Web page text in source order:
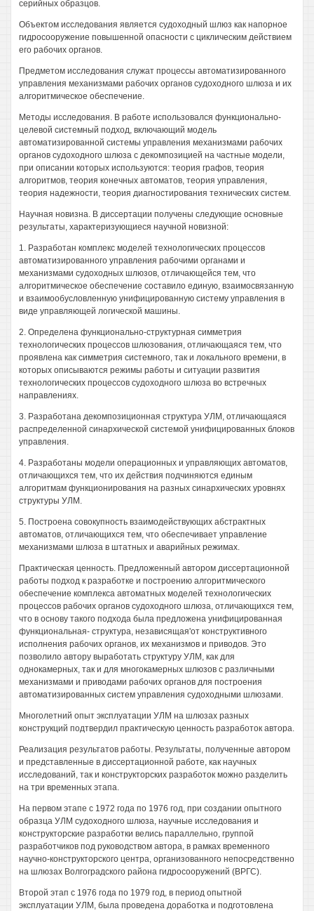
серийных образцов.
Объектом исследования является судоходный шлюз как напорное
гидросооружение повышенной опасности с циклическим действием
его рабочих органов.
Предметом исследования служат процессы автоматизированного
управления механизмами рабочих органов судоходного шлюза и их
алгоритмическое обеспечение.
Методы исследования. В работе использовался функционально-
целевой системный подход, включающий модель
автоматизированной системы управления механизмами рабочих
органов судоходного шлюза с декомпозицией на частные модели,
при описании которых используются: теория графов, теория
алгоритмов, теория конечных автоматов, теория управления,
теория надежности, теория диагностирования технических систем.
Научная новизна. В диссертации получены следующие основные
результаты, характеризующиеся научной новизной:
1. Разработан комплекс моделей технологических процессов
автоматизированного управления рабочими органами и
механизмами судоходных шлюзов, отличающейся тем, что
алгоритмическое обеспечение составило единую, взаимосвязанную
и взаимообусловленную унифицированную систему управления в
виде управляющей логической машины.
2. Определена функционально-структурная симметрия
технологических процессов шлюзования, отличающаяся тем, что
проявлена как симметрия системного, так и локального времени, в
которых описываются режимы работы и ситуации развития
технологических процессов судоходного шлюза во встречных
направлениях.
3. Разработана декомпозиционная структура УЛМ, отличающаяся
распределенной синархической системой унифицированных блоков
управления.
4. Разработаны модели операционных и управляющих автоматов,
отличающихся тем, что их действия подчиняются единым
алгоритмам функционирования на разных синархических уровнях
структуры УЛМ.
5. Построена совокупность взаимодействующих абстрактных
автоматов, отличающихся тем, что обеспечивает управление
механизмами шлюза в штатных и аварийных режимах.
Практическая ценность. Предложенный автором диссертационной
работы подход к разработке и построению алгоритмического
обеспечение комплекса автоматных моделей технологических
процессов рабочих органов судоходного шлюза, отличающихся тем,
что в основу такого подхода была предложена унифицированная
функциональная- структура, независящая'от конструктивного
исполнения рабочих органов, их механизмов и приводов. Это
позволило автору выработать структуру УЛМ, как для
однокамерных, так и для многокамерных шлюзов с различными
механизмами и приводами рабочих органов для построения
автоматизированных систем управления судоходными шлюзами.
Многолетний опыт эксплуатации УЛМ на шлюзах разных
конструкций подтвердил практическую ценность разработок автора.
Реализация результатов работы. Результаты, полученные автором
и представленные в диссертационной работе, как научных
исследований, так и конструкторских разработок можно разделить
на три временных этапа.
На первом этапе с 1972 года по 1976 год, при создании опытного
образца УЛМ судоходного шлюза, научные исследования и
конструкторские разработки велись параллельно, группой
разработчиков под руководством автора, в рамках временного
научно-конструкторского центра, организованного непосредственно
на шлюзах Волгоградского района гидросооружений (ВРГС).
Второй этап с 1976 года по 1979 год, в период опытной
эксплуатации УЛМ, была проведена доработка и подготовлена